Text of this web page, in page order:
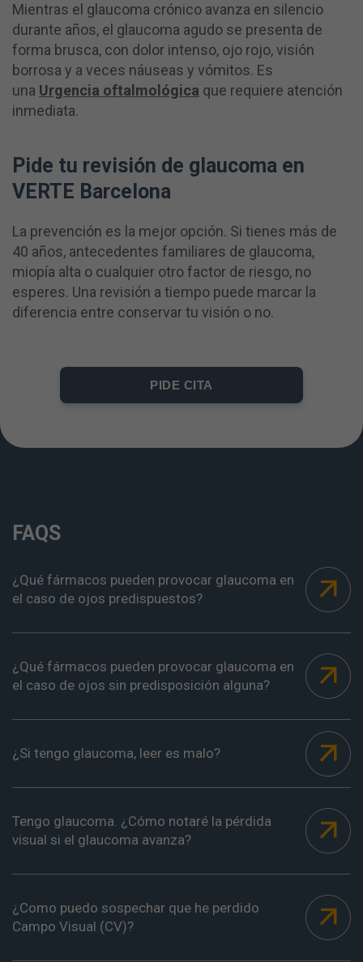
Mientras el glaucoma crónico avanza en silencio
durante años, el glaucoma agudo se presenta de
forma brusca, con dolor intenso, ojo rojo, visión
borrosa y a veces náuseas y vómitos. Es
una Urgencia oftalmológica que requiere atención
inmediata.
Pide tu revisión de glaucoma en
VERTE Barcelona
La prevención es la mejor opción. Si tienes más de
40 años, antecedentes familiares de glaucoma,
miopía alta o cualquier otro factor de riesgo, no
esperes. Una revisión a tiempo puede marcar la
diferencia entre conservar tu visión o no.
PIDE CITA
FAQS
¿Qué fármacos pueden provocar glaucoma en
el caso de ojos predispuestos?
¿Qué fármacos pueden provocar glaucoma en
el caso de ojos sin predisposición alguna?
¿Si tengo glaucoma, leer es malo?
Tengo glaucoma. ¿Cómo notaré la pérdida
visual si el glaucoma avanza?
¿Como puedo sospechar que he perdido
Campo Visual (CV)?